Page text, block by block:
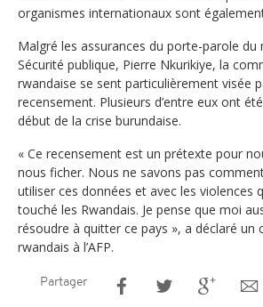
organismes internationaux sont
Malgré les assurances du porte-parole du
Sécurité publique, Pierre Nkurikiye, la
rwandaise se sent particulièrement visée
recensement. Plusieurs d’entre eux ont
début de la crise burundaise.
« Ce recensement est un prétexte pour
nous ficher. Nous ne savons pas
utiliser ces données et avec les violences
touché les Rwandais. Je pense que moi
résoudre à quitter ce pays », a déclaré un
rwandais à l’AFP.
Partager